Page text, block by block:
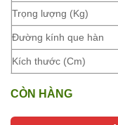
Trọng lượng (Kg)
Đường kính que hàn
Kích thước (Cm)
CÒN HÀNG